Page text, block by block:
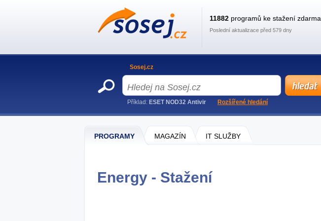
PROGRAMY MAGAZÍN IT SLUŽBY
Energy - Stažení
11882 programů ke stažení zdarma
Poslední aktualizace před 579 dny
Sosej.cz
Příklad: ESET NOD32 Antivir Rozšířené hledání